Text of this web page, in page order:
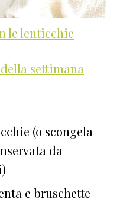
le lenticchie
settimana
(o scongela
da
e bruschette